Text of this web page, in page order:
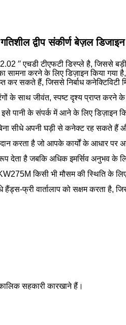
द्वीप संकीर्ण बेज़ल डिजाइन
′′ एचडी टीएफटी डिस्प्ले है,
सामना करने के लिए डिज़ाइन किया
सकते हैं, जिससे निर्बाध कनेक्टिविटी
के साथ जीवंत, स्पष्ट दृश्य प्राप्त
पानी के संपर्क में आने के लिए डिज़ाइन
सीधे अपनी घड़ी से कनेक्ट रह सकते हैं
करता है जो आपके कार्यों के आधार पर
है जबकि अधिक इमर्सिव अनुभव के
किसी भी मौसम की स्थिति के
फ्री वार्तालाप को सक्षम करता है,
सहकारी कारखाने हैं।